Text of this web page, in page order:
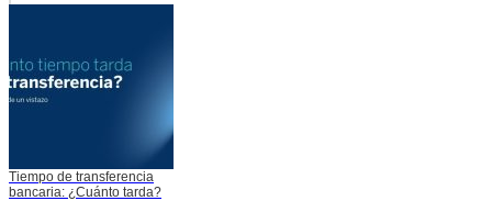
Tiempo de transferencia
bancaria: ¿Cuánto tarda?